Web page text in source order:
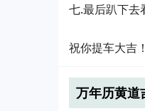
七.最后趴
祝你提车大吉
万年历黄道